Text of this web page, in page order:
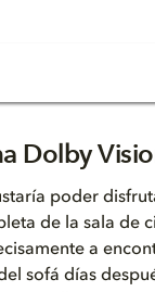
te trae hoy la
Dolby
poder
de la sala de
a
sofá días